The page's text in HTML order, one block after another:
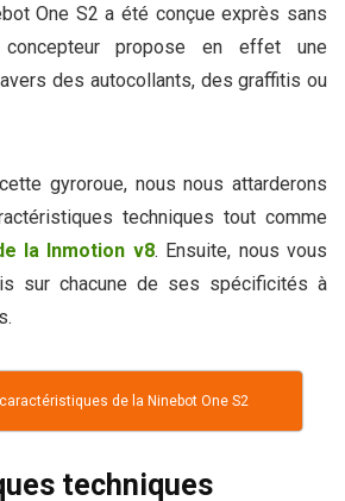
One S2 a été conçue exprès sans
propose en effet une
des autocollants, des graffitis ou
gyroroue, nous nous attarderons
techniques tout comme
la Inmotion v8. Ensuite, nous vous
sur chacune de ses spécificités à
de la Ninebot One S2
techniques